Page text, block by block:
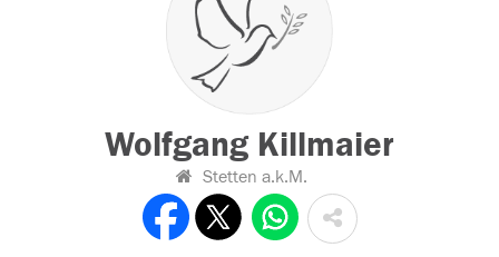
Wolfgang Killmaier
Stetten a.k.M.